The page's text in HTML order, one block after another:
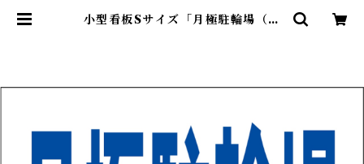
小型看板Sサイズ「月極駐輪場（青